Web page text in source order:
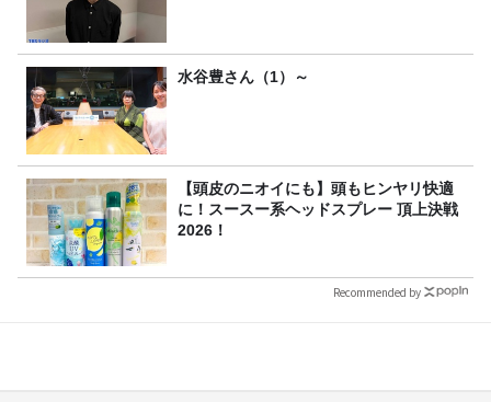
水谷豊さん（1）～
【頭皮のニオイにも】頭もヒンヤリ快適
に！スースー系ヘッドスプレー 頂上決戦
2026！
Recommended by